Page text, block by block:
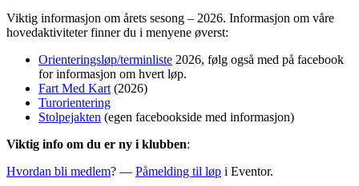
Viktig informasjon om årets sesong – 2026. Informasjon om våre
hovedaktiviteter finner du i menyene øverst:
Orienteringsløp/terminliste 2026, følg også med på facebook
for informasjon om hvert løp.
Fart Med Kart (2026)
Turorientering
Stolpejakten (egen facebookside med informasjon)
Viktig info om du er ny i klubben:
Hvordan bli medlem? — Påmelding til løp i Eventor.